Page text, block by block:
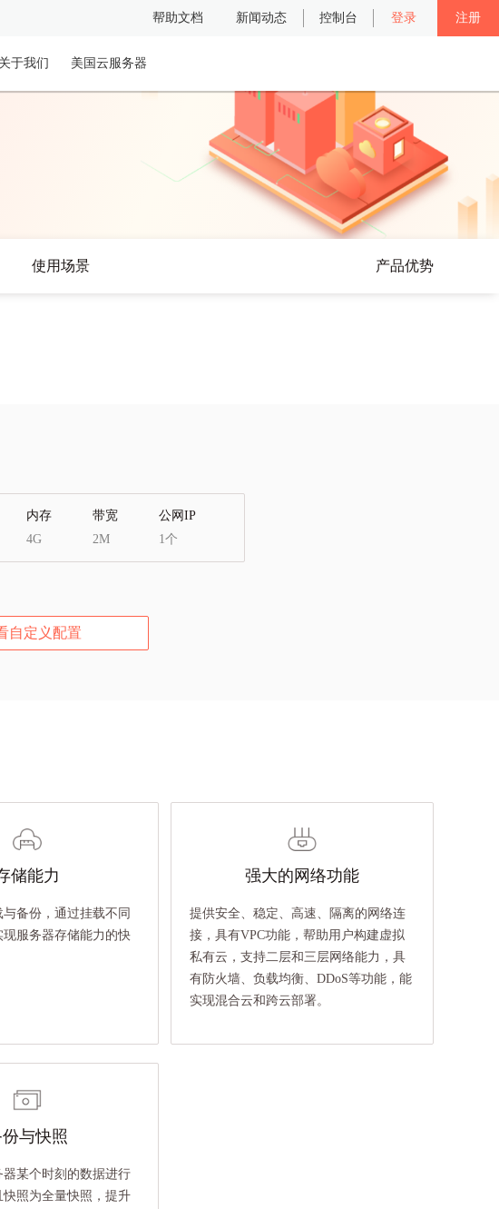
帮助文档 新闻动态 控制台 登录 注册
关于我们 美国云服务器
使用场景 产品优势
内存
4G
带宽
2M
公网IP
1个
自定义配置
储能力
备份，通过挂载不同
服务器存储能力的快
强大的网络功能
提供安全、稳定、高速、隔离的网络连
接，具有VPC功能，帮助用户构建虚拟
私有云，支持二层和三层网络能力，具
有防火墙、负载均衡、DDoS等功能，能
实现混合云和跨云部署。
与快照
某个时刻的数据进行
照为全量快照，提升